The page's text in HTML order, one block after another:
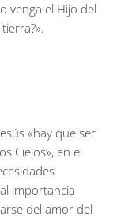
venga el Hijo del
«hay que ser
Cielos», en el
importancia
del amor del